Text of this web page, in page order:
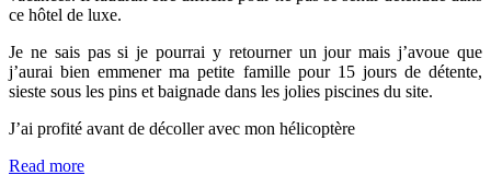
ce hôtel de luxe.
Je ne sais pas si je pourrai y retourner un jour mais j’avoue que
j’aurai bien emmener ma petite famille pour 15 jours de détente,
sieste sous les pins et baignade dans les jolies piscines du site.
J’ai profité avant de décoller avec mon hélicoptère
Read more